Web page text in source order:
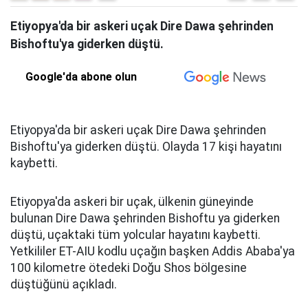
Etiyopya'da bir askeri uçak Dire Dawa şehrinden
Bishoftu'ya giderken düştü.
Google'da abone olun
Etiyopya'da bir askeri uçak Dire Dawa şehrinden
Bishoftu'ya giderken düştü. Olayda 17 kişi hayatını
kaybetti.
Etiyopya'da askeri bir uçak, ülkenin güneyinde
bulunan Dire Dawa şehrinden Bishoftu ya giderken
düştü, uçaktaki tüm yolcular hayatını kaybetti.
Yetkililer ET-AIU kodlu uçağın başken Addis Ababa'ya
100 kilometre ötedeki Doğu Shos bölgesine
düştüğünü açıkladı.